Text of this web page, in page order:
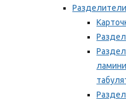
Разделители